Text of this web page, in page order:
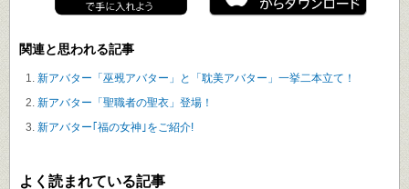
関連と思われる記事
新アバター「巫覡アバター」と「耽美アバター」一挙二本立て！
新アバター「聖職者の聖衣」登場！
新アバター｢福の女神｣をご紹介!
よく読まれている記事